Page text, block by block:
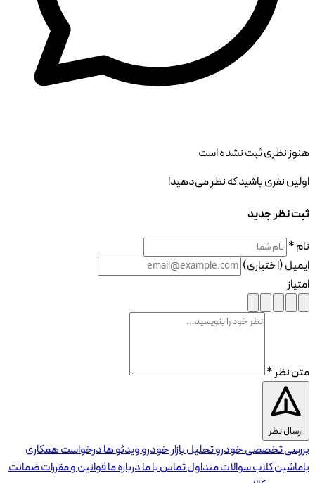
هنوز نظری ثبت نشده است
اولین نفری باشید که نظر می‌دهید!
ثبت نظر جدید
نام *
ایمیل (اختیاری)
امتیاز
متن نظر *
ارسال نظر
بررسی تخصصی خودروتحلیل بازار خودروویدئو هادرخواست همکاری
باماشین کلابسوالات متداولتماس با مادرباره ماقوانین و مقرراتضمانت